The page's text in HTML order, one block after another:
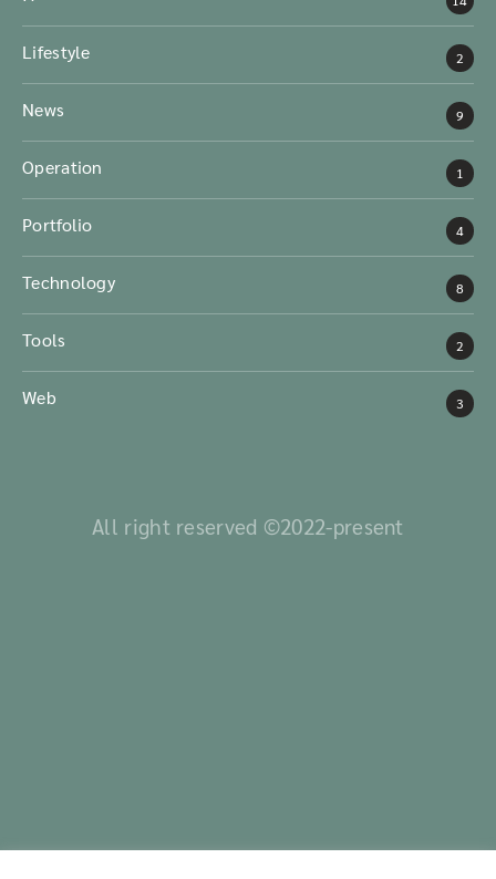
Lifestyle 2
News 9
Operation 1
Portfolio 4
Technology 8
Tools 2
Web 3
All right reserved ©2022-present